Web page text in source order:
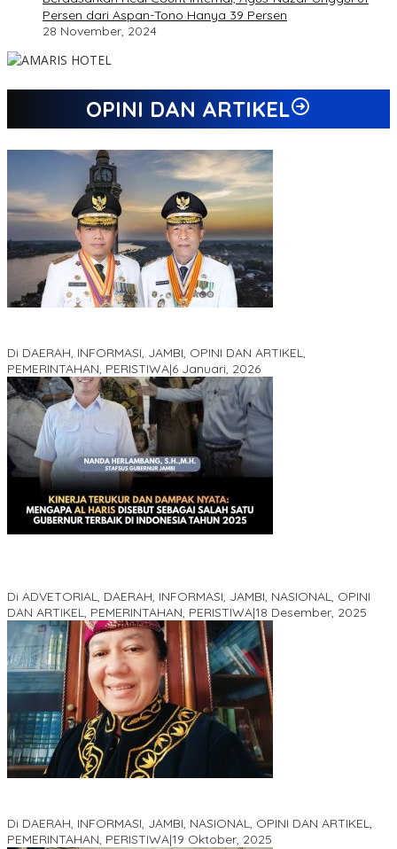
Persen dari Aspan-Tono Hanya 39 Persen
28 November, 2024
OPINI DAN ARTIKEL
Di DAERAH, INFORMASI, JAMBI, OPINI DAN ARTIKEL,
PEMERINTAHAN, PERISTIWA|6 Januari, 2026
Di ADVETORIAL, DAERAH, INFORMASI, JAMBI, NASIONAL, OPINI
DAN ARTIKEL, PEMERINTAHAN, PERISTIWA|18 Desember, 2025
Di DAERAH, INFORMASI, JAMBI, NASIONAL, OPINI DAN ARTIKEL,
PEMERINTAHAN, PERISTIWA|19 Oktober, 2025